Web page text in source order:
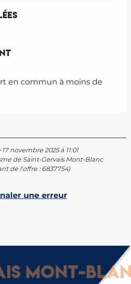
en commun à moins de
novembre 2025 à 11:01
de Saint-Gervais Mont-Blanc
de l'offre : 6837754)
une erreur
Mont-Blanc